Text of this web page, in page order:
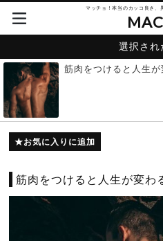
マッチョ！本当のカッコ良さ、
選択され
筋肉をつけると人生が
お気に入りに追加
筋肉をつけると人生が変わ